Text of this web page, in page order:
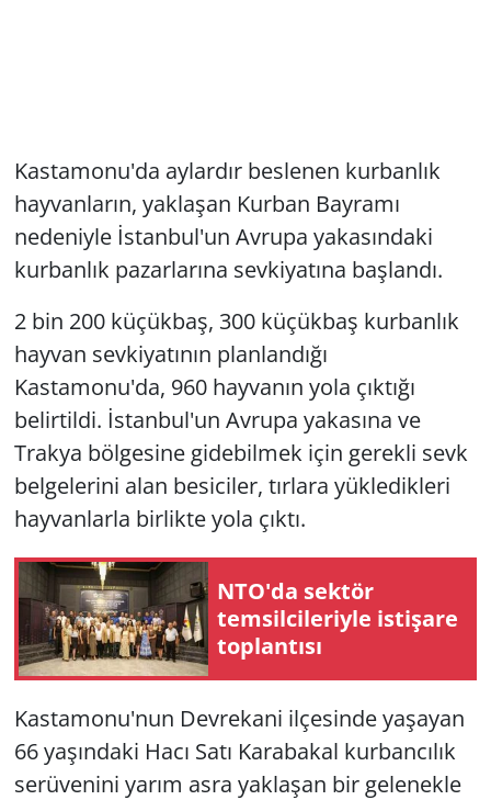
Kastamonu'da aylardır beslenen kurbanlık
hayvanların, yaklaşan Kurban Bayramı
nedeniyle İstanbul'un Avrupa yakasındaki
kurbanlık pazarlarına sevkiyatına başlandı.
2 bin 200 küçükbaş, 300 küçükbaş kurbanlık
hayvan sevkiyatının planlandığı
Kastamonu'da, 960 hayvanın yola çıktığı
belirtildi. İstanbul'un Avrupa yakasına ve
Trakya bölgesine gidebilmek için gerekli sevk
belgelerini alan besiciler, tırlara yükledikleri
hayvanlarla birlikte yola çıktı.
NTO'da sektör
temsilcileriyle istişare
toplantısı
Kastamonu'nun Devrekani ilçesinde yaşayan
66 yaşındaki Hacı Satı Karabakal kurbancılık
serüvenini yarım asra yaklaşan bir gelenekle